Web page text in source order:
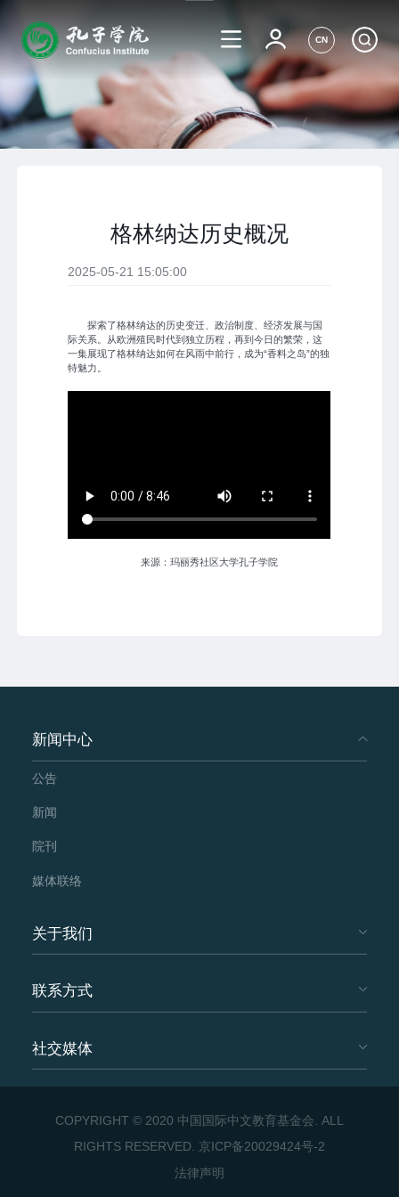
CN
格林纳达历史概况
2025-05-21 15:05:00
探索了格林纳达的历史变迁、政治制度、经济发展与国
际关系。从欧洲殖民时代到独立历程，再到今日的繁荣，这
一集展现了格林纳达如何在风雨中前行，成为“香料之岛”的独
特魅力。
来源：玛丽秀社区大学孔子学院
新闻中心
公告
新闻
院刊
媒体联络
关于我们
联系方式
社交媒体
COPYRIGHT © 2020 中国国际中文教育基金会. ALL
RIGHTS RESERVED. 京ICP备20029424号-2
法律声明